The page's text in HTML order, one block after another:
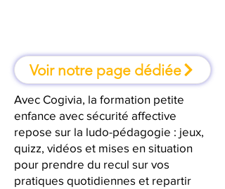
Voir notre page dédiée
Avec Cogivia, la formation petite
enfance avec sécurité affective
repose sur la ludo-pédagogie : jeux,
quizz, vidéos et mises en situation
pour prendre du recul sur vos
pratiques quotidiennes et repartir